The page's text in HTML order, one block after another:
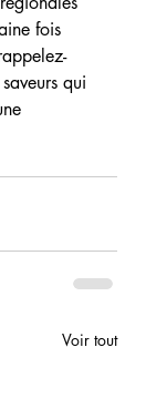
fois
qui
Voir tout